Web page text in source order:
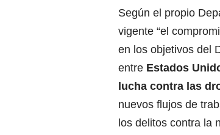
Según el propio
vigente “el
en los objetivos del
entre Estados
lucha contra las
nuevos flujos de
los delitos contra la